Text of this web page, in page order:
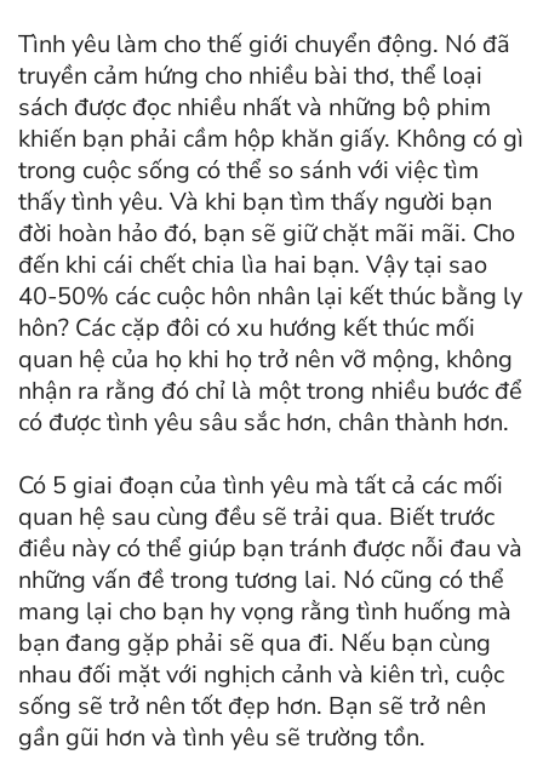
Tình yêu làm cho thế giới chuyển động. Nó đã
truyền cảm hứng cho nhiều bài thơ, thể loại
sách được đọc nhiều nhất và những bộ phim
khiến bạn phải cầm hộp khăn giấy. Không có gì
trong cuộc sống có thể so sánh với việc tìm
thấy tình yêu. Và khi bạn tìm thấy người bạn
đời hoàn hảo đó, bạn sẽ giữ chặt mãi mãi. Cho
đến khi cái chết chia lìa hai bạn. Vậy tại sao
40-50% các cuộc hôn nhân lại kết thúc bằng ly
hôn? Các cặp đôi có xu hướng kết thúc mối
quan hệ của họ khi họ trở nên vỡ mộng, không
nhận ra rằng đó chỉ là một trong nhiều bước để
có được tình yêu sâu sắc hơn, chân thành hơn.
Có 5 giai đoạn của tình yêu mà tất cả các mối
quan hệ sau cùng đều sẽ trải qua. Biết trước
điều này có thể giúp bạn tránh được nỗi đau và
những vấn đề trong tương lai. Nó cũng có thể
mang lại cho bạn hy vọng rằng tình huống mà
bạn đang gặp phải sẽ qua đi. Nếu bạn cùng
nhau đối mặt với nghịch cảnh và kiên trì, cuộc
sống sẽ trở nên tốt đẹp hơn. Bạn sẽ trở nên
gần gũi hơn và tình yêu sẽ trường tồn.